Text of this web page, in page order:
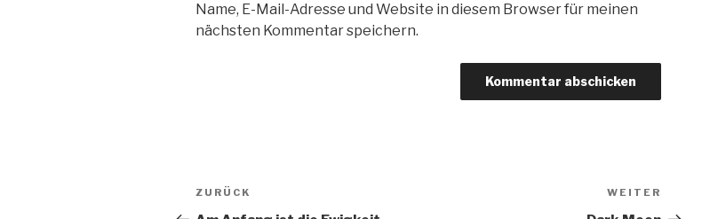
Name, E-Mail-Adresse und Website in diesem Browser für meinen
nächsten Kommentar speichern.
Beitragsnavigation
Vorheriger
ZURÜCK WEITER